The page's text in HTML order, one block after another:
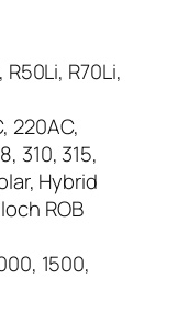
R70Li,
220AC,
310, 315,
Hybrid
ROB
1500,